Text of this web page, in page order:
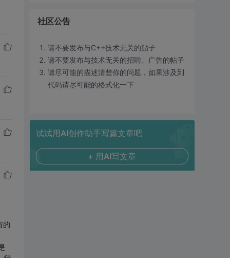
的
社区公告
请不要发布与C++技术无关的贴子
请不要发布与技术无关的招聘、广告的帖子
请尽可能的描述清楚你的问题，如果涉及到
代码请尽可能的格式化一下
试试用AI创作助手写篇文章吧
+ 用AI写文章